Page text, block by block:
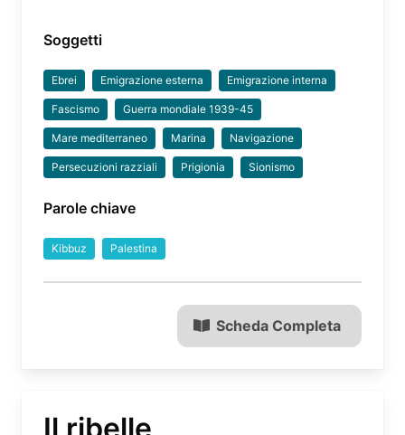
Soggetti
Ebrei Emigrazione esterna Emigrazione interna
Fascismo Guerra mondiale 1939-45
Mare mediterraneo Marina Navigazione
Persecuzioni razziali Prigionia Sionismo
Parole chiave
Kibbuz Palestina
Scheda Completa